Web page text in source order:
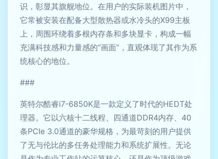
识，彰显其旗舰地位。在用户的实际装机图片中，
它常被安装在配备大型散热器或水冷头的X99主板
上，周围环绕着多根内存条和多块显卡，构成一幅
充满科技感和力量感的“画面”，直观体现了其作为系
统核心的地位。
###
英特尔酷睿i7-6850K是一款定义了时代的HEDT处
理器。它以六核十二线程、四通道DDR4内存、40
条PCIe 3.0通道的豪华规格，为最苛刻的用户提供
了无与伦比的多任务处理能力和系统扩展性。无论